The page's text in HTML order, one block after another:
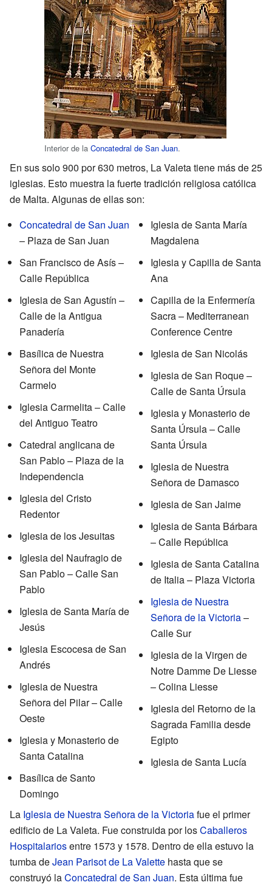
Interior de la Concatedral de San Juan.
En sus solo 900 por 630 metros, La Valeta tiene más de 25
iglesias. Esto muestra la fuerte tradición religiosa católica
de Malta. Algunas de ellas son:
Concatedral de San Juan
– Plaza de San Juan
San Francisco de Asís –
Calle República
Iglesia de San Agustín –
Calle de la Antigua
Panadería
Basílica de Nuestra
Señora del Monte
Carmelo
Iglesia Carmelita – Calle
del Antiguo Teatro
Catedral anglicana de
San Pablo – Plaza de la
Independencia
Iglesia del Cristo
Redentor
Iglesia de los Jesuitas
Iglesia del Naufragio de
San Pablo – Calle San
Pablo
Iglesia de Santa María de
Jesús
Iglesia Escocesa de San
Andrés
Iglesia de Nuestra
Señora del Pilar – Calle
Oeste
Iglesia y Monasterio de
Santa Catalina
Basílica de Santo
Domingo
Iglesia de Santa María
Magdalena
Iglesia y Capilla de Santa
Ana
Capilla de la Enfermería
Sacra – Mediterranean
Conference Centre
Iglesia de San Nicolás
Iglesia de San Roque –
Calle de Santa Úrsula
Iglesia y Monasterio de
Santa Úrsula – Calle
Santa Úrsula
Iglesia de Nuestra
Señora de Damasco
Iglesia de San Jaime
Iglesia de Santa Bárbara
– Calle República
Iglesia de Santa Catalina
de Italia – Plaza Victoria
Iglesia de Nuestra
Señora de la Victoria–
Calle Sur
Iglesia de la Virgen de
Notre Damme De Liesse
– Colina Liesse
Iglesia del Retorno de la
Sagrada Familia desde
Egipto
Iglesia de Santa Lucía
La Iglesia de Nuestra Señora de la Victoriafue el primer
edificio de La Valeta. Fue construida por losCaballeros
Hospitalariosentre 1573 y 1578. Dentro de ella estuvo la
tumba deJean Parisot de La Valette hasta que se
construyó laConcatedral de San Juan. Esta última fue